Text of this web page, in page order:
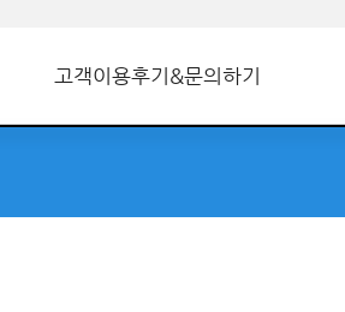
고객이용후기&문의하기